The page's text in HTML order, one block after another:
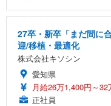
27卒・新卒「まだ間に
迎/移植・最適化
株式会社キソシン
愛知県
月給26万1,400円～32
正社員